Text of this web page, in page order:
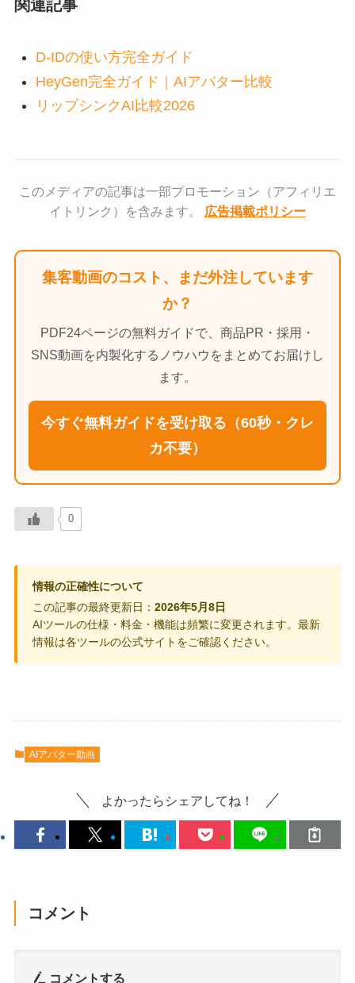
関連記事
D-IDの使い方完全ガイド
HeyGen完全ガイド｜AIアバター比較
リップシンクAI比較2026
このメディアの記事は一部プロモーション（アフィリエ
イトリンク）を含みます。 広告掲載ポリシー
集客動画のコスト、まだ外注しています
か？
PDF24ページの無料ガイドで、商品PR・採用・
SNS動画を内製化するノウハウをまとめてお届けし
ます。
今すぐ無料ガイドを受け取る（60秒・クレ
カ不要）
0
情報の正確性について
この記事の最終更新日：2026年5月8日
AIツールの仕様・料金・機能は頻繁に変更されます。最新
情報は各ツールの公式サイトをご確認ください。
AIアバター動画
よかったらシェアしてね！
コメント
コメントする